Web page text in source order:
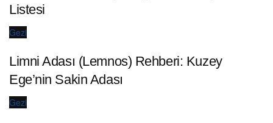
Listesi
Gezi
Limni Adası (Lemnos) Rehberi: Kuzey
Ege’nin Sakin Adası
Gezi